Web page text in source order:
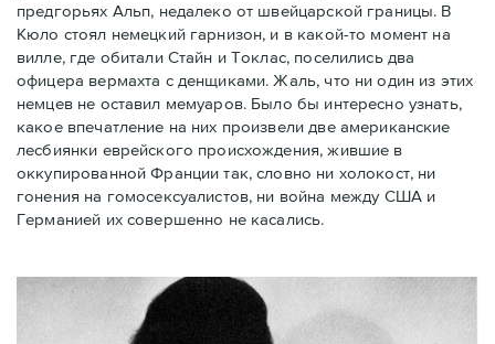
предгорьях Альп, недалеко от швейцарской границы. В
Кюло стоял немецкий гарнизон, и в какой-то момент на
вилле, где обитали Стайн и Токлас, поселились два
офицера вермахта с денщиками. Жаль, что ни один из этих
немцев не оставил мемуаров. Было бы интересно узнать,
какое впечатление на них произвели две американские
лесбиянки еврейского происхождения, жившие в
оккупированной Франции так, словно ни холокост, ни
гонения на гомосексуалистов, ни война между США и
Германией их совершенно не касались.